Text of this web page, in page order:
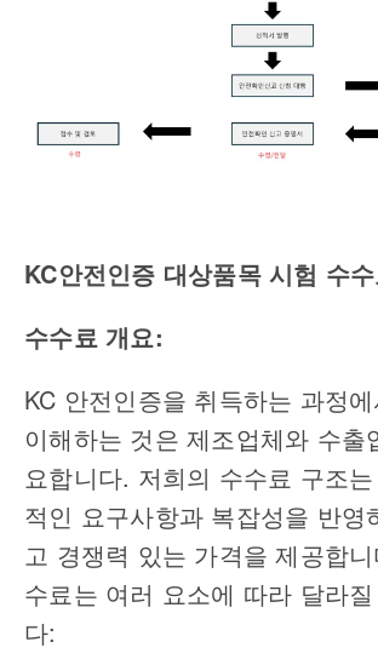
KC안전인증 대상품목 시험 수
수수료 개요:
KC 안전인증을 취득하는 과정
이해하는 것은 제조업체와 수출
요합니다. 저희의 수수료 구조
적인 요구사항과 복잡성을 반영
고 경쟁력 있는 가격을 제공합
수료는 여러 요소에 따라 달라
다: